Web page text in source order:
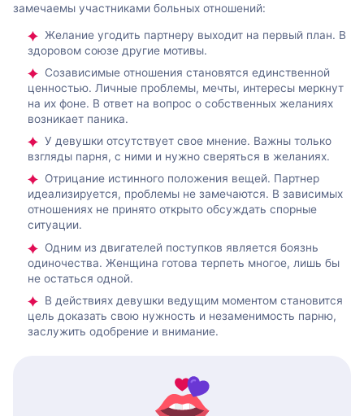
замечаемы участниками больных отношений:
Желание угодить партнеру выходит на первый план. В
здоровом союзе другие мотивы.
Созависимые отношения становятся единственной
ценностью. Личные проблемы, мечты, интересы меркнут
на их фоне. В ответ на вопрос о собственных желаниях
возникает паника.
У девушки отсутствует свое мнение. Важны только
взгляды парня, с ними и нужно сверяться в желаниях.
Отрицание истинного положения вещей. Партнер
идеализируется, проблемы не замечаются. В зависимых
отношениях не принято открыто обсуждать спорные
ситуации.
Одним из двигателей поступков является боязнь
одиночества. Женщина готова терпеть многое, лишь бы
не остаться одной.
В действиях девушки ведущим моментом становится
цель доказать свою нужность и незаменимость парню,
заслужить одобрение и внимание.